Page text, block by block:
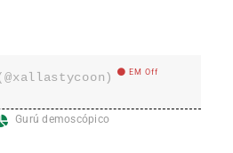
EM Off
Gurú demoscópico